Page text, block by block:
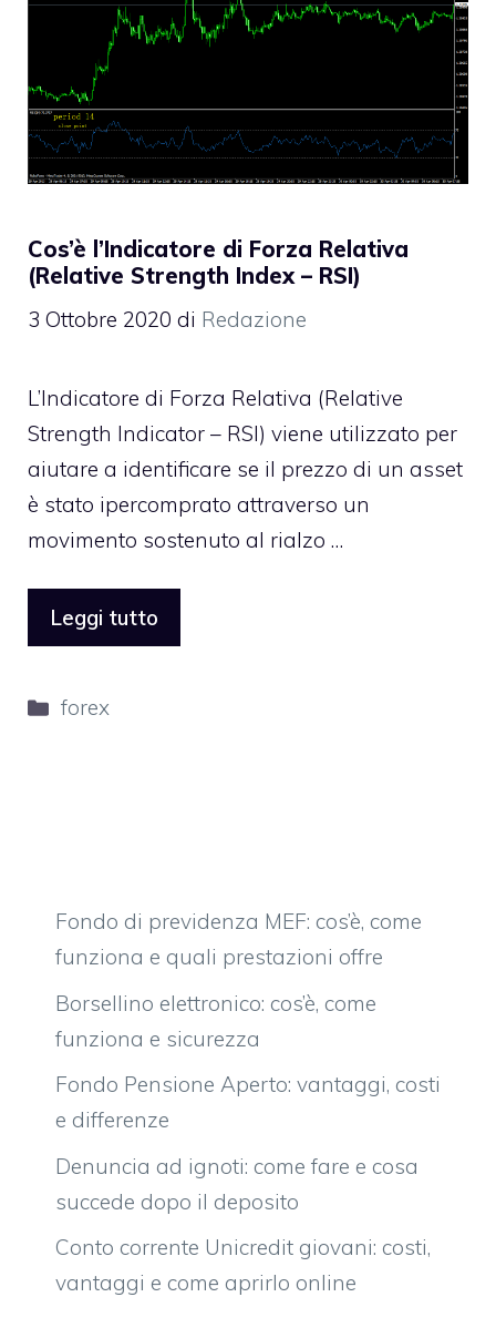
Cos’è l’Indicatore di Forza Relativa
(Relative Strength Index – RSI)
3 Ottobre 2020 di Redazione
L’Indicatore di Forza Relativa (Relative
Strength Indicator – RSI) viene utilizzato per
aiutare a identificare se il prezzo di un asset
è stato ipercomprato attraverso un
movimento sostenuto al rialzo …
Leggi tutto
Categorie
forex
Fondo di previdenza MEF: cos’è, come
funziona e quali prestazioni offre
Borsellino elettronico: cos’è, come
funziona e sicurezza
Fondo Pensione Aperto: vantaggi, costi
e differenze
Denuncia ad ignoti: come fare e cosa
succede dopo il deposito
Conto corrente Unicredit giovani: costi,
vantaggi e come aprirlo online